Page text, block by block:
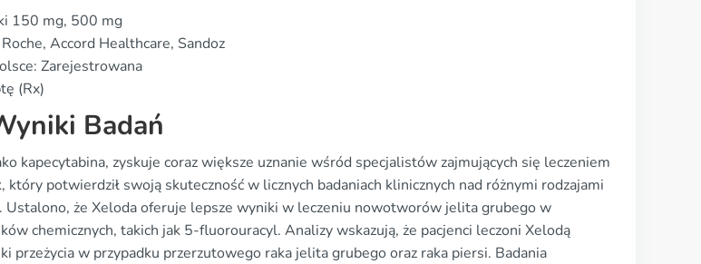
150 mg, 500 mg
Accord Healthcare, Sandoz
Zarejestrowana
(Rx)
Badań
kapecytabina, zyskuje coraz większe uznanie wśród specjalistów zajmujących się leczeniem
potwierdził swoją skuteczność w licznych badaniach klinicznych nad różnymi rodzajami
że Xeloda oferuje lepsze wyniki w leczeniu nowotworów jelita grubego w
chemicznych, takich jak 5-fluorouracyl. Analizy wskazują, że pacjenci leczoni Xelodą
przeżycia w przypadku przerzutowego raka jelita grubego oraz raka piersi. Badania